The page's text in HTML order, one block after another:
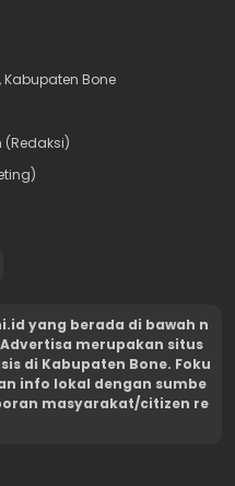
Kabupaten Bone
yang berada di bawah n
merupakan situs
di Kabupaten Bone. Foku
info lokal dengan sumbe
masyarakat/citizen re